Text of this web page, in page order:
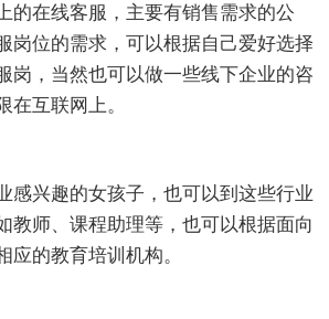
的在线客服，主要有销售需求的公
岗位的需求，可以根据自己爱好选择
岗，当然也可以做一些线下企业的咨
在互联网上。
感兴趣的女孩子，也可以到这些行业
教师、课程助理等，也可以根据面向
应的教育培训机构。